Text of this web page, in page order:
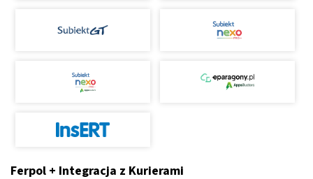
Ferpol + Integracja z Kurierami